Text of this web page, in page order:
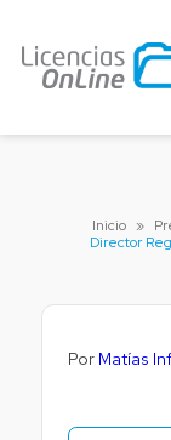
Inicio »
Director
Por Matías